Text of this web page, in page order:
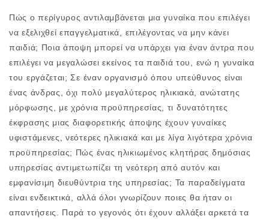
Πώς ο περίγυρος αντιλαμβάνεται μια γυναίκα που επιλέγει
να εξελιχθεί επαγγελματικά, επιλέγοντας να μην κάνει
παιδιά; Ποια άποψη μπορεί να υπάρχει για έναν άντρα που
επιλέγει να μεγαλώσει εκείνος τα παιδιά του, ενώ η γυναίκα
του εργάζεται; Σε έναν οργανισμό όπου υπεύθυνος είναι
ένας άνδρας, όχι πολύ μεγαλύτερος ηλικιακά, ανώτατης
μόρφωσης, με χρόνια προϋπηρεσίας, τι δυνατότητες
έκφρασης μιας διαφορετικής άποψης έχουν γυναίκες
υφιστάμενες, νεότερες ηλικιακά και με λίγα λιγότερα χρόνια
προϋπηρεσίας; Πώς ένας ηλικιωμένος κλητήρας δημόσιας
υπηρεσίας αντιμετωπίζει τη νεότερη από αυτόν και
εμφανίσιμη διευθύντρια της υπηρεσίας; Τα παραδείγματα
είναι ενδεικτικά, αλλά όλοι γνωρίζουν ποιες θα ήταν οι
απαντήσεις. Παρά το γεγονός ότι έχουν αλλάξει αρκετά τα